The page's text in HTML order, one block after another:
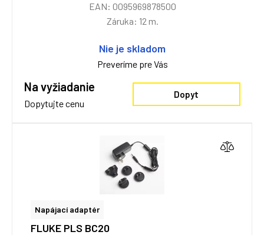
EAN: 0095969878500
Záruka: 12 m.
Nie je skladom
Preveríme pre Vás
Na vyžiadanie
Dopytujte cenu
Dopyt
Napájací adaptér
FLUKE PLS BC20